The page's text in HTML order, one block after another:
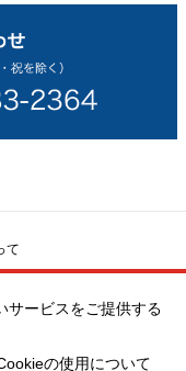
て
ー
サービスをご提供する
の使用について